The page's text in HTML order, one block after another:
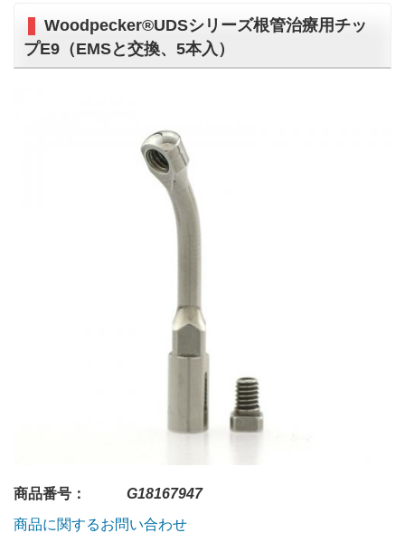
Woodpecker®UDSシリーズ根管治療用チッ
プE9（EMSと交換、5本入）
商品番号：
G18167947
商品に関するお問い合わせ